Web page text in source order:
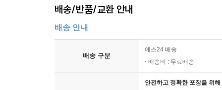
배송/반품/교환 안내
배송 안내
배송 구분
예스24 배송
배송비 : 무료배송
안전하고 정확한 포장을 위